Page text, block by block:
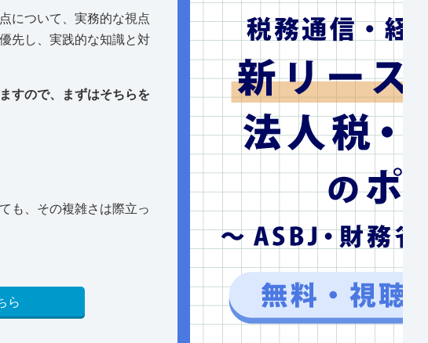
について、実務的な視点
先し、実践的な知識と対
すので、まずはそちらを
も、その複雑さは際立っ
ら